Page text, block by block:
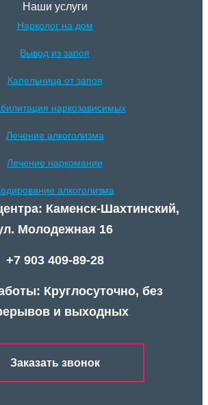
Наши услуги
Нарколог на дом
Вывод из запоя
Капельница от запоя
наркозависимых
Лечение алкоголизма
Лечение наркомании
алкоголизма
Каменск-Шахтинский,
Молодежная 16
+7 903 409-89-28
Круглосуточно, без
и выходных
Заказать звонок